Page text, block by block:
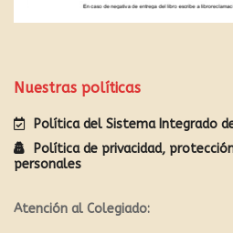
Nuestras políticas
Política del Sistema Integrado
Política de privacidad,
personales
Atención al Colegiado: